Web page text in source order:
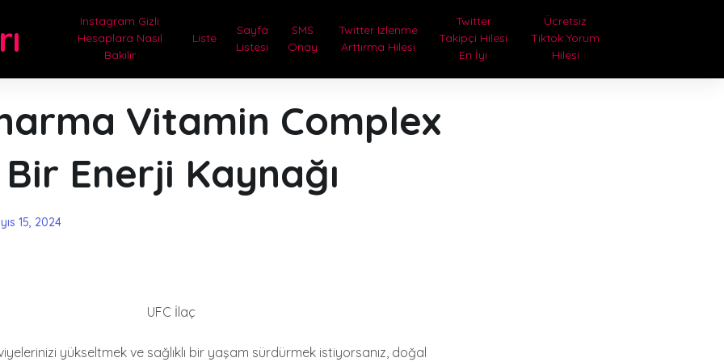
Instagram Gizli
Hesaplara Nasıl
Bakılır
Liste
Sayfa
Listesi
SMS
Onay
Twitter Izlenme
Arttırma Hilesi
Twitter
Takipçi Hilesi
En İyi
Ücretsiz
Tiktok Yorum
Hilesi
Vitamin Complex
Enerji Kaynağı
15, 2024
UFC İlaç
yükseltmek ve sağlıklı bir yaşam sürdürmek istiyorsanız, doğal